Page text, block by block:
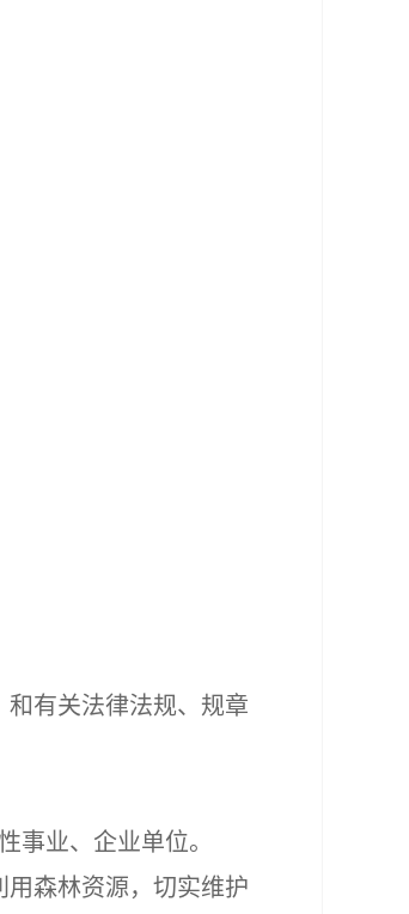
有关法律法规、规章
事业、企业单位。
森林资源，切实维护